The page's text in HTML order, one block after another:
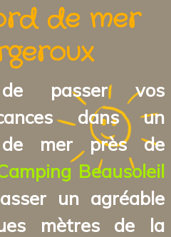
de mer
passer vos
dans un
mer près de
Beausoleil
un agréable
mètres de la